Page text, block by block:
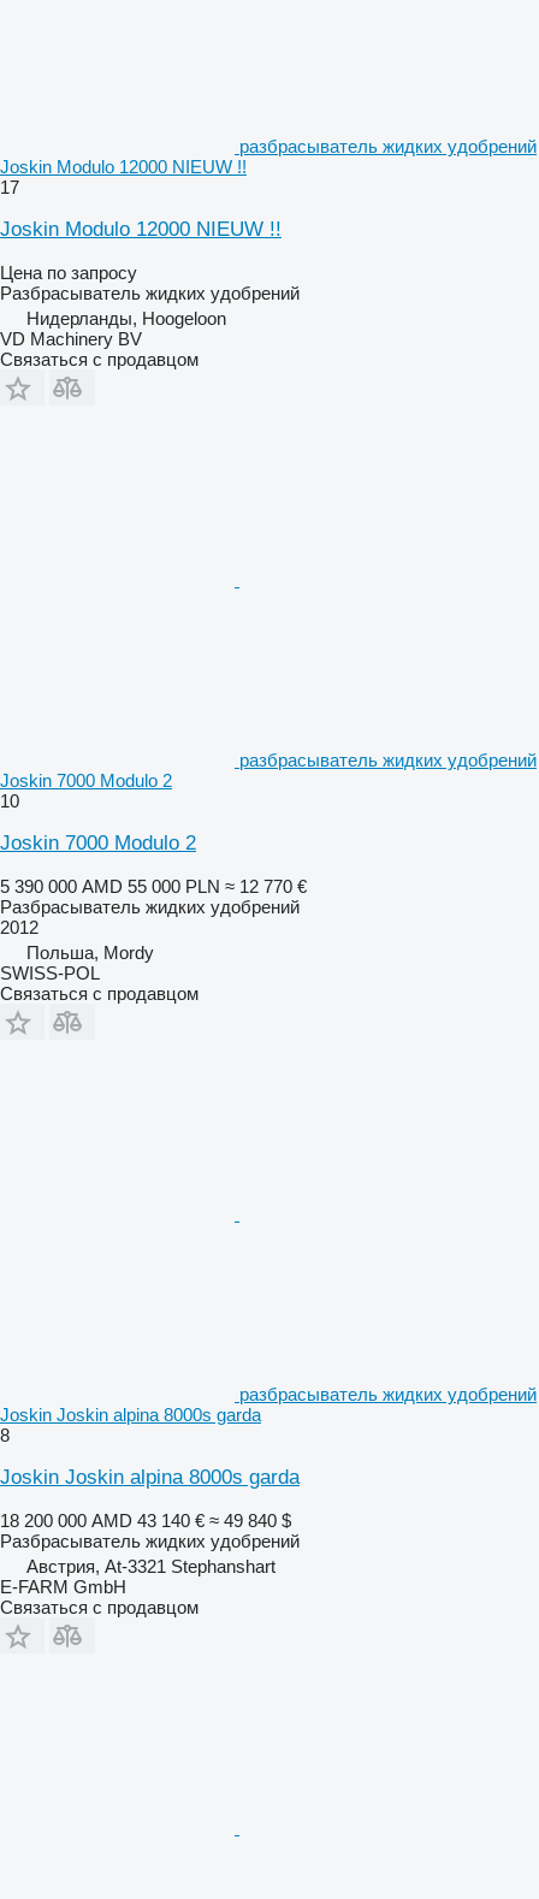
разбрасыватель жидких удобрений
Joskin Modulo 12000 NIEUW !!
17
Joskin Modulo 12000 NIEUW !!
Цена по запросу
Разбрасыватель жидких удобрений
Нидерланды, Hoogeloon
VD Machinery BV
Связаться с продавцом
разбрасыватель жидких удобрений
Joskin 7000 Modulo 2
10
Joskin 7000 Modulo 2
5 390 000 AMD 55 000 PLN ≈ 12 770 €
Разбрасыватель жидких удобрений
2012
Польша, Mordy
SWISS-POL
Связаться с продавцом
разбрасыватель жидких удобрений
Joskin Joskin alpina 8000s garda
8
Joskin Joskin alpina 8000s garda
18 200 000 AMD 43 140 € ≈ 49 840 $
Разбрасыватель жидких удобрений
Австрия, At-3321 Stephanshart
E-FARM GmbH
Связаться с продавцом